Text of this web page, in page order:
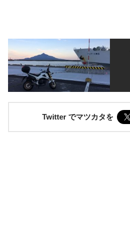
Twitter でマツカタを